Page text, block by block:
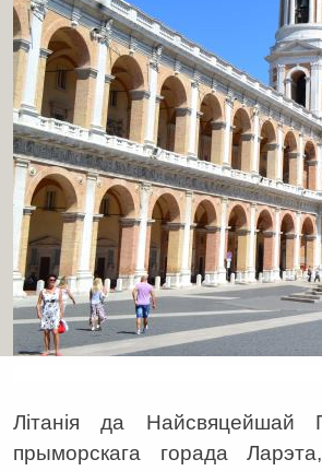
Літанія да
прыморскага горада